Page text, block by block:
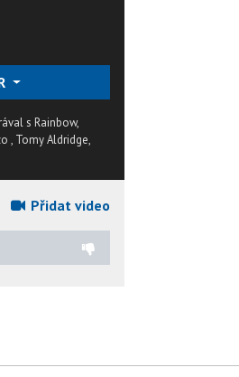
s Rainbow,
, Tomy Aldridge,
Přidat video